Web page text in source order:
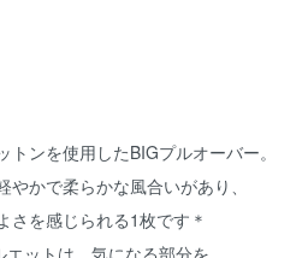
ンを使用したBIGプルオーバー。
かで柔らかな風合いがあり、
さを感じられる1枚です＊
ットは、気になる部分を